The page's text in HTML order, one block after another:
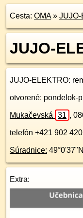
Cesta: OMA»
JUJO-
JUJO-ELEKTRO:
otvorené: pondelok-
Mukačevská 31 ,
telefón +421 902
Súradnice: 49°0'37"N
Extra: